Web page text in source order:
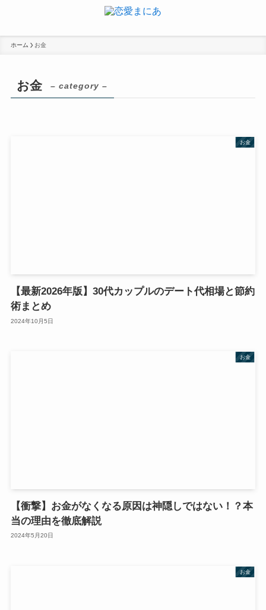
ホーム お金
お金 – category –
お金
【最新2026年版】30代カップルのデート代相場と節約
術まとめ
2024年10月5日
お金
【衝撃】お金がなくなる原因は神隠しではない！？本
当の理由を徹底解説
2024年5月20日
お金